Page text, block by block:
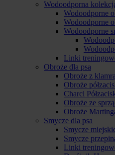
Wodoodporna
Wodoodporne
Wodoodporne
Wodoodporne
Linki
Obroże dla psa
Obroże z klamrą
Obroże
Charci
Obroże ze
Obroże
Smycze dla psa
Smycze
Smycze
Linki